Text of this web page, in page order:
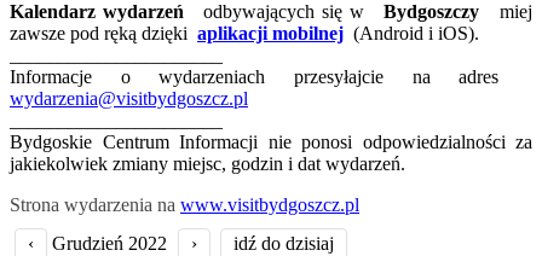
Kalendarz wydarzeń odbywających się wBydgoszczy miej
zawsze pod ręką dzięki aplikacji mobilnej (Android i iOS).
Informacje o wydarzeniach przesyłajcie na adres
wydarzenia@visitbydgoszcz.pl
Bydgoskie Centrum Informacji nie ponosi odpowiedzialności za
jakiekolwiek zmiany miejsc, godzin i dat wydarzeń.
Strona wydarzenia na www.visitbydgoszcz.pl
‹
Grudzień 2022 › idź do dzisiaj